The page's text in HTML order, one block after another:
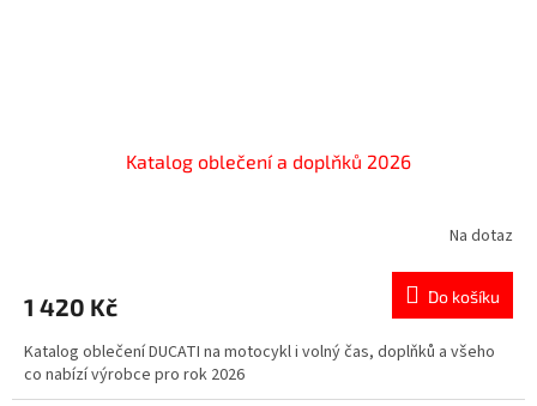
Katalog oblečení a doplňků 2026
Na dotaz
1 420 Kč Do košíku
Katalog oblečení DUCATI na motocykl i volný čas, doplňků a všeho
co nabízí výrobce pro rok 2026